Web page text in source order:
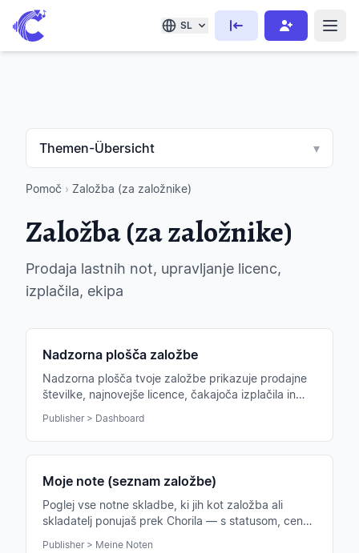
SL
Themen-Übersicht ▾
Pomoč › Založba (za založnike)
Založba (za založnike)
Prodaja lastnih not, upravljanje licenc,
izplačila, ekipa
Nadzorna plošča založbe
Nadzorna plošča tvoje založbe prikazuje prodajne
številke, najnovejše licence, čakajoča izplačila in
pogled.
Publisher > Dashboard
Moje note (seznam založbe)
Poglej vse notne skladbe, ki jih kot založba ali
skladatelj ponujaš prek Chorila — s statusom, ceno,
Publisher > Meine Noten